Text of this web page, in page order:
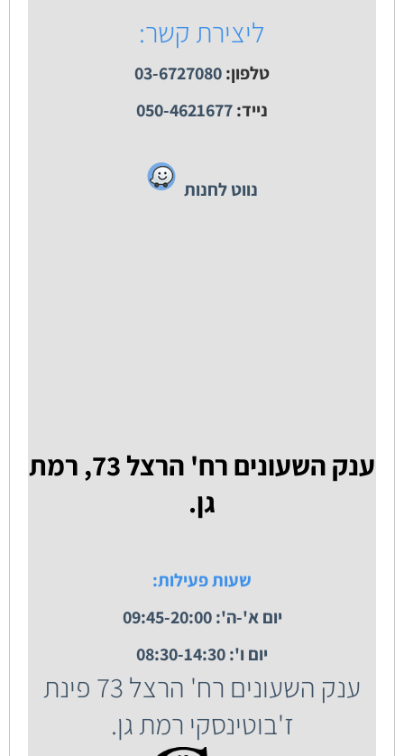
ליצירת קשר:
טלפון:03-6727080
נייד:050-4621677
נווט לחנות
ענק השעונים רח' הרצל 73, רמת
גן.
שעות פעילות:
יום א'-ה': 09:45-20:00
יום ו': 08:30-14:30
ענק השעונים רח' הרצל 73 פינת
ז'בוטינסקי רמת גן.